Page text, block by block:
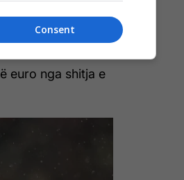
Liga Premier, nuk
ulët.
euro nga shitja e
Consent